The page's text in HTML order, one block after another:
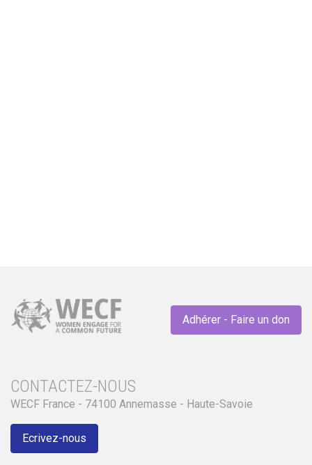
Adhérer - Faire un don
CONTACTEZ-NOUS
WECF France - 74100 Annemasse - Haute-Savoie
Ecrivez-nous